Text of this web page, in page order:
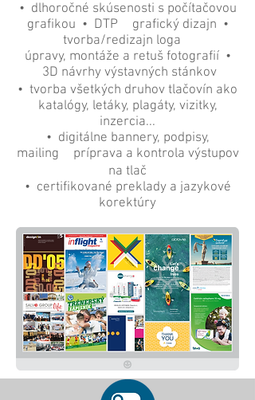
• dlhoročné skúsenosti s počítačovou
grafikou • DTP grafický dizajn •
tvorba/redizajn loga
úpravy, montáže a retuš fotografií •
3D návrhy výstavných stánkov
• tvorba všetkých druhov tlačovín ako
katalógy, letáky, plagáty, vizitky,
inzercia...
• digitálne bannery, podpisy,
mailing príprava a kontrola výstupov
na tlač
• certifikované preklady a jazykové
korektúry